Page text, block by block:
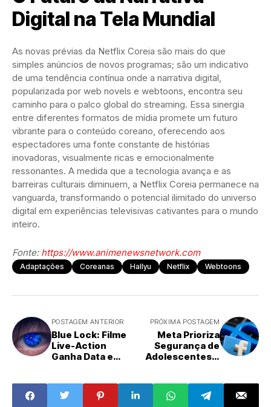
Digital na Tela Mundial
As novas prévias da Netflix Coreia são mais do que
simples anúncios de novos programas; são um indicativo
de uma tendência contínua onde a narrativa digital,
popularizada por web novels e webtoons, encontra seu
caminho para o palco global do streaming. Essa sinergia
entre diferentes formatos de mídia promete um futuro
vibrante para o conteúdo coreano, oferecendo aos
espectadores uma fonte constante de histórias
inovadoras, visualmente ricas e emocionalmente
ressonantes. A medida que a tecnologia avança e as
barreiras culturais diminuem, a Netflix Coreia permanece na
vanguarda, transformando o potencial ilimitado do universo
digital em experiências televisivas cativantes para o mundo
inteiro.
Fonte: https://www.animenewsnetwork.com
Adaptações Coreanas Hallyu Netflix Webtoons
POSTAGEM ANTERIOR
Blue Lock: Filme
Live-Action
Ganha Data e
Anime Promete
Liga Neo Egoísta
PRÓXIMA POSTAGEM
Meta Prioriza
Segurança de
Adolescentes e
Personagens de
IA